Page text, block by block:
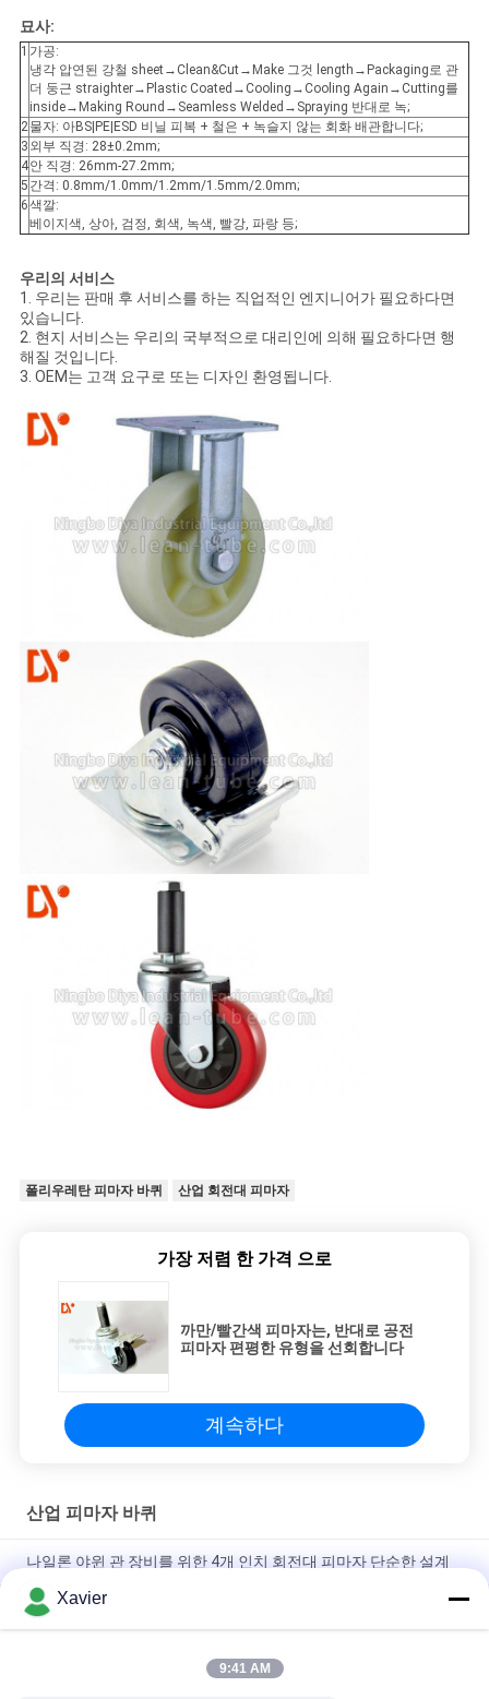
묘사:
1 가공:
냉각 압연된 강철 sheet→Clean&Cut→Make 그것 length→Packaging로 관
더 둥근 straighter→Plastic Coated→Cooling→Cooling Again→Cutting를
inside→Making Round→Seamless Welded→Spraying 반대로 녹;
2물자: 아BS|PE|ESD 비닐 피복 + 철은 + 녹슬지 않는 회화 배관합니다;
3 외부 직경: 28±0.2mm;
4안 직경: 26mm-27.2mm;
5 간격: 0.8mm/1.0mm/1.2mm/1.5mm/2.0mm;
6색깔:
베이지색, 상아, 검정, 회색, 녹색, 빨강, 파랑 등;
우리의 서비스
1. 우리는 판매 후 서비스를 하는 직업적인 엔지니어가 필요하다면
있습니다.
2. 현지 서비스는 우리의 국부적으로 대리인에 의해 필요하다면 행
해질 것입니다.
3. OEM는 고객 요구로 또는 디자인 환영됩니다.
폴리우레탄 피마자 바퀴 산업 회전대 피마자
가장 저렴 한 가격 으로
까만/빨간색 피마자는, 반대로 공전
피마자 편평한 유형을 선회합니다
계속하다
산업 피마자 바퀴
나일론 야윈 관 장비를 위한 4개 인치 회전대 피마자 단순한 설계
이동하는 제품을 위한 강요 손수레 트롤리 130mm 고도를 위한 나
일론 산업 피마자 바퀴
3 인치 회전대 피마자, 브레이크를 가진 보편적인 반대로 정체되는
Xavier
9:41 AM